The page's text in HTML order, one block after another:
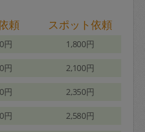
頼 スポット依頼
円 1,800円
円 2,100円
円 2,350円
円 2,580円